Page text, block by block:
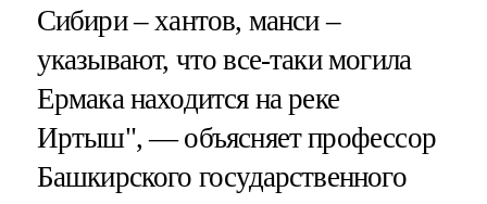
Сибири – хантов, манси –
указывают, что все-таки могила
Ермака находится на реке
Иртыш", — объясняет профессор
Башкирского государственного